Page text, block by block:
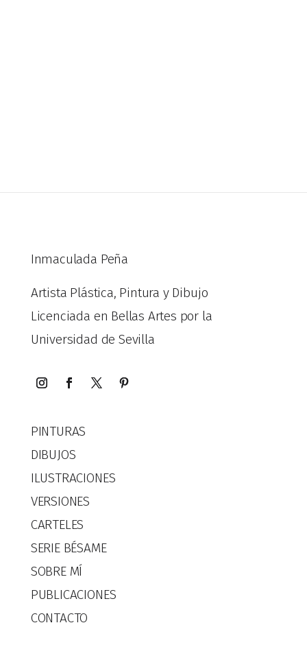
Inmaculada Peña
Artista Plástica, Pintura y Dibujo
Licenciada en Bellas Artes por la
Universidad de Sevilla
PINTURAS
DIBUJOS
ILUSTRACIONES
VERSIONES
CARTELES
SERIE BÉSAME
SOBRE MÍ
PUBLICACIONES
CONTACTO